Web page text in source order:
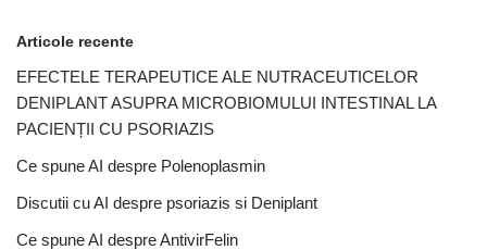
Articole recente
EFECTELE TERAPEUTICE ALE NUTRACEUTICELOR
DENIPLANT ASUPRA MICROBIOMULUI INTESTINAL LA
PACIENȚII CU PSORIAZIS
Ce spune AI despre Polenoplasmin
Discutii cu AI despre psoriazis si Deniplant
Ce spune AI despre AntivirFelin